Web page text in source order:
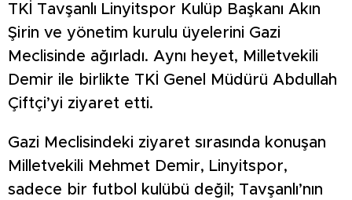
TKİ Tavşanlı Linyitspor Kulüp Başkanı Akın
Şirin ve yönetim kurulu üyelerini Gazi
Meclisinde ağırladı. Aynı heyet, Milletvekili
Demir ile birlikte TKİ Genel Müdürü Abdullah
Çiftçi’yi ziyaret etti.
Gazi Meclisindeki ziyaret sırasında konuşan
Milletvekili Mehmet Demir, Linyitspor,
sadece bir futbol kulübü değil; Tavşanlı’nın